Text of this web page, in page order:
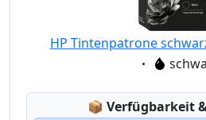
HP Tintenpatrone
📦 Lagerstatus:
Verfügbarkeit